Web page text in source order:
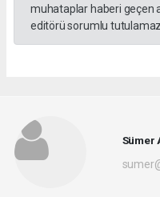
muhataplar haberi geçen
editörü sorumlu
Sümer